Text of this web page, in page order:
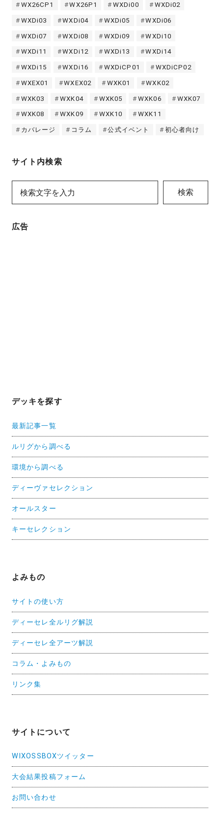
WX26CP1 WX26P1 WXDi00 WXDi02
WXDi03 WXDi04 WXDi05 WXDi06
WXDi07 WXDi08 WXDi09 WXDi10
WXDi11 WXDi12 WXDi13 WXDi14
WXDi15 WXDi16 WXDiCP01 WXDiCP02
WXEX01 WXEX02 WXK01 WXK02
WXK03 WXK04 WXK05 WXK06 WXK07
WXK08 WXK09 WXK10 WXK11
カバレージ コラム 公式イベント 初心者向け
サイト内検索
検索
広告
デッキを探す
最新記事一覧
ルリグから調べる
環境から調べる
ディーヴァセレクション
オールスター
キーセレクション
よみもの
サイトの使い方
ディーセレ全ルリグ解説
ディーセレ全アーツ解説
コラム・よみもの
リンク集
サイトについて
WIXOSSBOXツイッター
大会結果投稿フォーム
お問い合わせ